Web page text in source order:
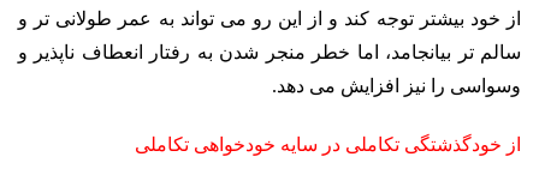
از خود بیشتر توجه کند و از این رو می تواند به عمر طولانی تر و
سالم تر بیانجامد، اما خطر منجر شدن به رفتار انعطاف ناپذیر و
وسواسی را نیز افزایش می دهد.
از خودگذشتگی تکاملی در سایه خودخواهی تکاملی